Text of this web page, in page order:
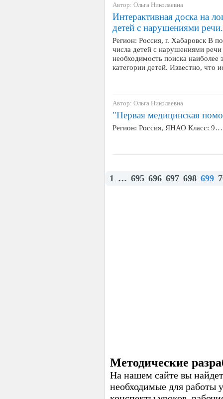
Автор: Ольга Николаевна
Интерактивная доска на
детей с нарушениями речи.
Регион: Россия, г. Хабаровск В
числа детей с нарушениями речи
необходимость поиска
категории детей. Известно, что
Автор: Ольга Николаевна
"Первая медицинская
Регион: Россия, ЯНАО Класс: 9…
1 … 695 696 697 698 699
Методические
На нашем сайте вы
необходимые для работы